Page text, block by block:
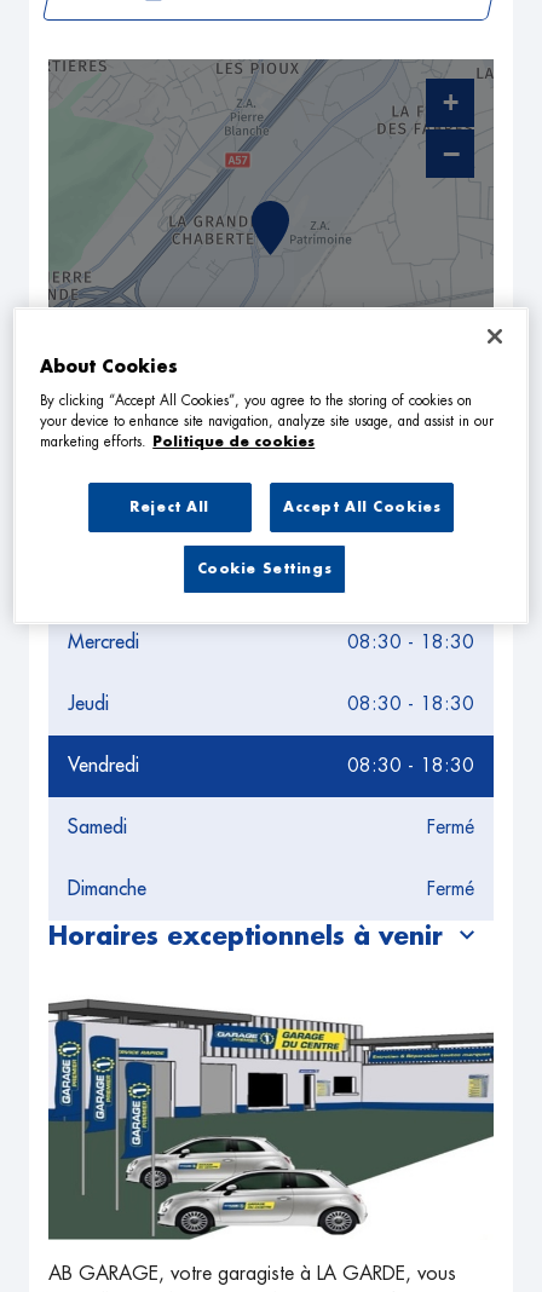
Mercredi 08:30 - 18:30
Jeudi 08:30 - 18:30
Vendredi 08:30 - 18:30
Samedi Fermé
Dimanche Fermé
Horaires exceptionnels à venir
+
−
NAVIGUER ITINÉRAIRE
AB GARAGE, votre garagiste à LA GARDE, vous
About Cookies
By clicking “Accept All Cookies”, you agree to the storing of cookies on
your device to enhance site navigation, analyze site usage, and assist in our
marketing efforts.
Politique de cookies
Reject All Accept All Cookies
Cookie Settings